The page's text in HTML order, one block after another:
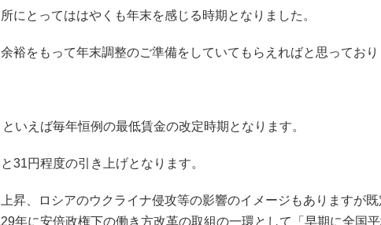
にとってははやくも年末を感じる時期となりました。
裕をもって年末調整のご準備をしていてもらえればと思っており
いえば毎年恒例の最低賃金の改定時期となります。
31円程度の引き上げとなります。
昇、ロシアのウクライナ侵攻等の影響のイメージもありますが既
年に安倍政権下の働き方改革の取組の一環として「早期に全国